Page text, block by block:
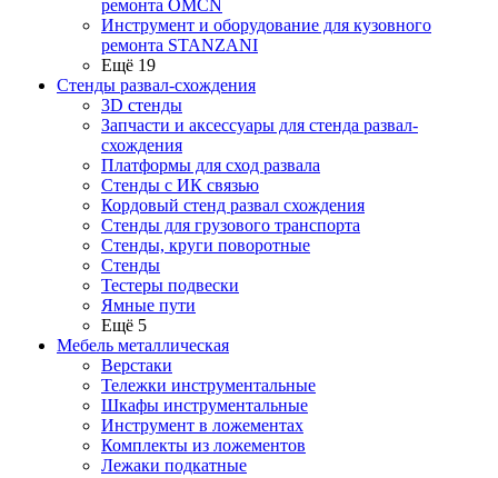
ремонта OMCN
Инструмент и оборудование для кузовного
ремонта STANZANI
Ещё 19
Стенды развал-схождения
3D стенды
Запчасти и аксессуары для стенда развал-
схождения
Платформы для сход развала
Стенды с ИК связью
Кордовый стенд развал схождения
Стенды для грузового транспорта
Стенды, круги поворотные
Стенды
Тестеры подвески
Ямные пути
Ещё 5
Мебель металлическая
Верстаки
Тележки инструментальные
Шкафы инструментальные
Инструмент в ложементах
Комплекты из ложементов
Лежаки подкатные